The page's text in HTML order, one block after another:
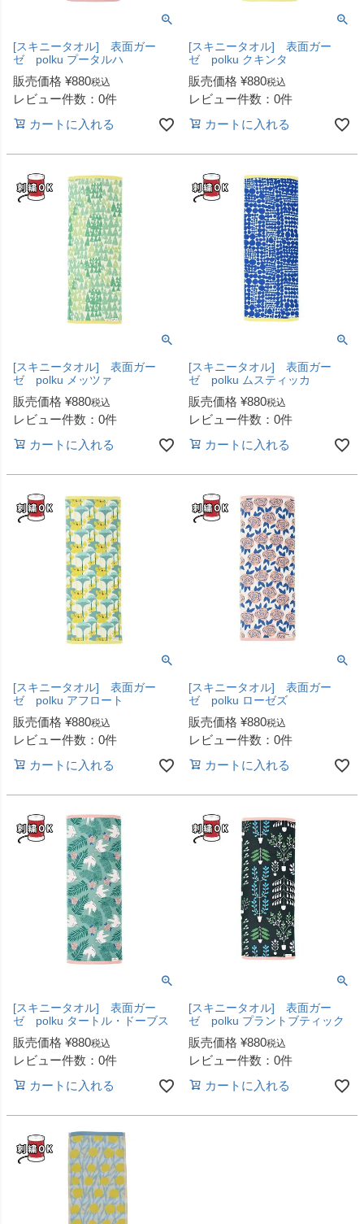
[スキニータオル] 表面ガー
ゼ polku プータルハ
販売価格 ¥880税込
レビュー件数：0件
カートに入れる
[スキニータオル] 表面ガー
ゼ polku クキンタ
販売価格 ¥880税込
レビュー件数：0件
カートに入れる
[スキニータオル] 表面ガー
ゼ polku メッツァ
販売価格 ¥880税込
レビュー件数：0件
カートに入れる
[スキニータオル] 表面ガー
ゼ polku ムスティッカ
販売価格 ¥880税込
レビュー件数：0件
カートに入れる
[スキニータオル] 表面ガー
ゼ polku アフロート
販売価格 ¥880税込
レビュー件数：0件
カートに入れる
[スキニータオル] 表面ガー
ゼ polku ローゼズ
販売価格 ¥880税込
レビュー件数：0件
カートに入れる
[スキニータオル] 表面ガー
ゼ polku タートル・ドーブス
販売価格 ¥880税込
レビュー件数：0件
カートに入れる
[スキニータオル] 表面ガー
ゼ polku プラントブティック
販売価格 ¥880税込
レビュー件数：0件
カートに入れる